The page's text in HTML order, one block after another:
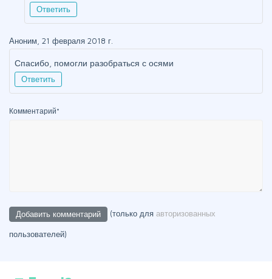
Ответить
Аноним, 21 февраля 2018 г.
Спасибо, помогли разобраться с осями
Ответить
Комментарий*
(только для авторизованных
пользователей)